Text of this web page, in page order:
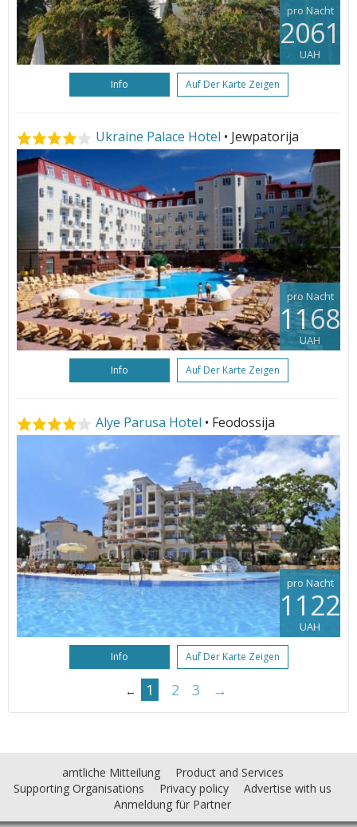
pro Nacht
2061
UAH
Info Auf Der Karte Zeigen
Ukraine Palace Hotel • Jewpatorija
pro Nacht
1168
UAH
Info Auf Der Karte Zeigen
Alye Parusa Hotel • Feodossija
pro Nacht
1122
UAH
Info Auf Der Karte Zeigen
← 1 2 3 →
amtliche Mitteilung
Product and Services
Supporting Organisations
Privacy policy
Advertise with us
Anmeldung für Partner